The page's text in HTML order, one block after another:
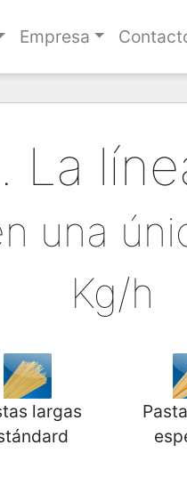
Empresa
La
una
Kg/h
largas